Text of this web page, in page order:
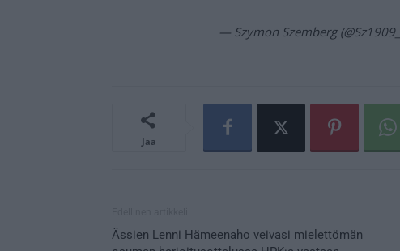
— Szymon Szemberg
Jaa
Ässien Lenni Hämeenaho veivasi mielettömän